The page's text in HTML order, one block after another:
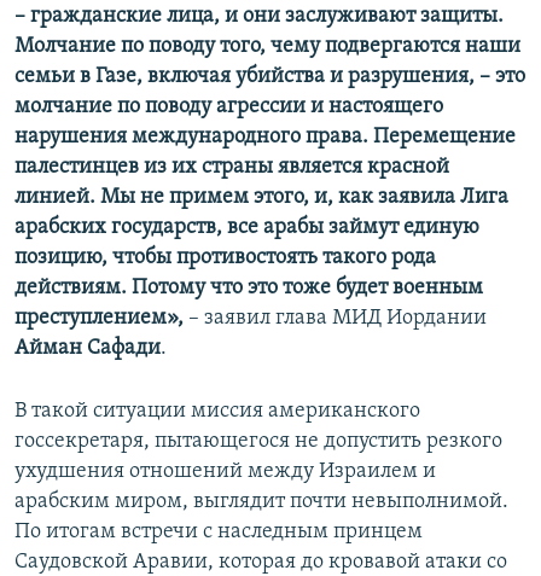
– гражданские лица, и они заслуживают защиты.
Молчание по поводу того, чему подвергаются наши
семьи в Газе, включая убийства и разрушения, – это
молчание по поводу агрессии и настоящего
нарушения международного права. Перемещение
палестинцев из их страны является красной
линией. Мы не примем этого, и, как заявила Лига
арабских государств, все арабы займут единую
позицию, чтобы противостоять такого рода
действиям. Потому что это тоже будет военным
преступлением», – заявил глава МИД Иордании
Айман Сафади.
В такой ситуации миссия американского
госсекретаря, пытающегося не допустить резкого
ухудшения отношений между Израилем и
арабским миром, выглядит почти невыполнимой.
По итогам встречи с наследным принцем
Саудовской Аравии, которая до кровавой атаки со